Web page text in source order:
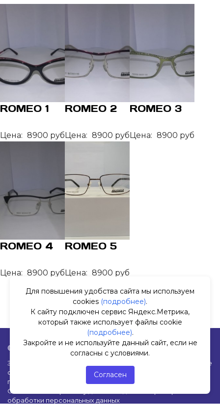
ROMEO 1
Цена: 8900 руб
ROMEO 2
Цена: 8900 руб
ROMEO 3
Цена: 8900 руб
ROMEO 4
Цена: 8900 руб
ROMEO 5
Цена: 8900 руб
© 2019-2026 Оптика «Окуляр». Все права защищены.
Для повышения удобства сайта мы используем
cookies (подробнее).
К сайту подключен сервис Яндекс.Метрика,
который также использует файлы cookie
(подробнее).
Закройте и не используйте данный сайт, если не
согласны с условиями.
Согласен
Заполняя любые формы на данном сайте вы подтверждаете
свое совершеннолетие и соглашаетесь на обработку
персональных данных в соответствии с
Согласие на обработку данных Яндекс.Метрика
обработки персональных данных